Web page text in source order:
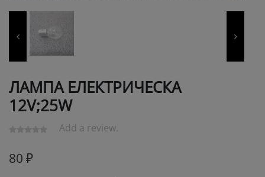
ЛАМПА ЕЛЕКТРИЧЕСКА
12V;25W
Add a review.
80 ₽